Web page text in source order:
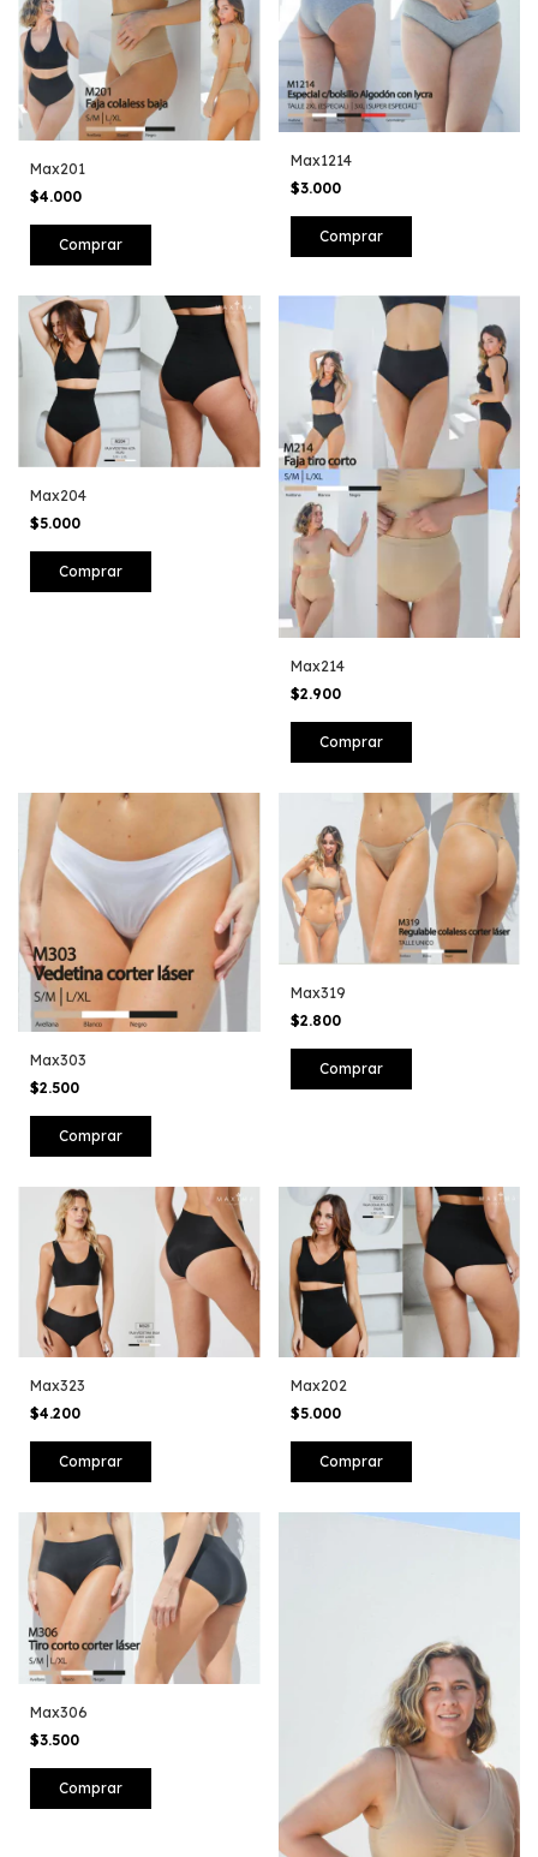
Max201
$4.000
Comprar
Max1214
$3.000
Comprar
Max204
$5.000
Comprar
Max214
$2.900
Comprar
Max303
$2.500
Comprar
Max319
$2.800
Comprar
Max323
$4.200
Comprar
Max202
$5.000
Comprar
Max306
$3.500
Comprar